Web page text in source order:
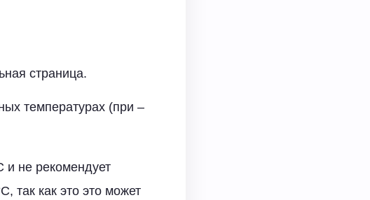
страница.
температурах (при –
и не рекомендует
так как это это может